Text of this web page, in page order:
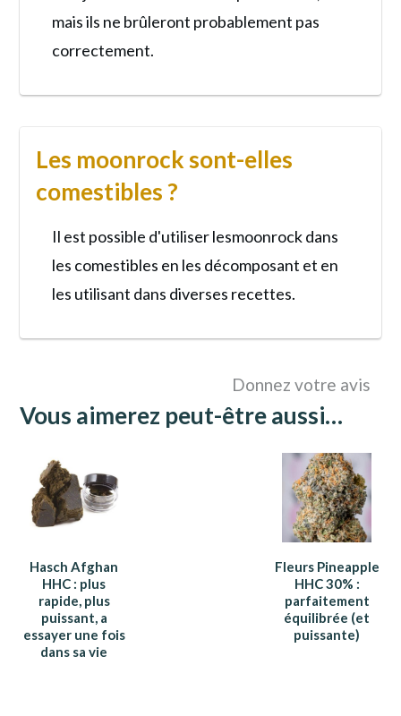
mais ils ne brûleront probablement pas
correctement.
Les moonrock sont-elles
comestibles ?
Il est possible d'utiliser lesmoonrock dans
les comestibles en les décomposant et en
les utilisant dans diverses recettes.
Donnez votre avis
Vous aimerez peut-être aussi…
Hasch Afghan
HHC : plus
rapide, plus
puissant, a
essayer une fois
dans sa vie
Fleurs Pineapple
HHC 30% :
parfaitement
équilibrée (et
puissante)